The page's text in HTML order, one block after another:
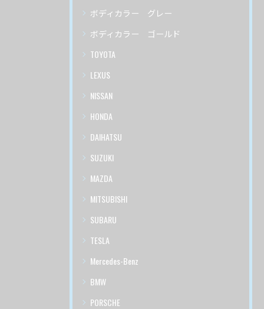
ボディカラー グレー
ボディカラー ゴールド
TOYOTA
LEXUS
NISSAN
HONDA
DAIHATSU
SUZUKI
MAZDA
MITSUBISHI
SUBARU
TESLA
Mercedes-Benz
BMW
PORSCHE